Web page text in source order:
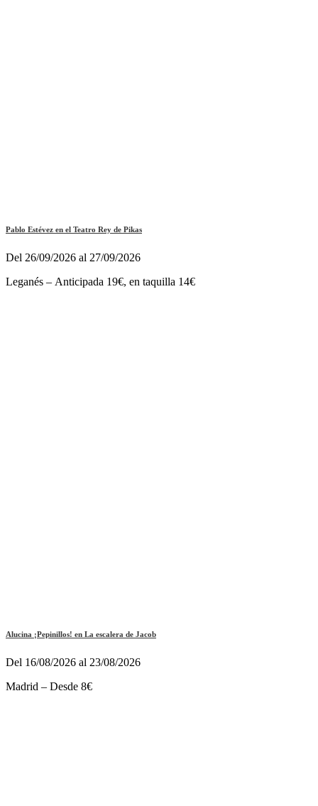
Pablo Estévez en el Teatro Rey de Pikas
Del 26/09/2026 al 27/09/2026
Leganés – Anticipada 19€, en taquilla 14€
Alucina ¡Pepinillos! en La escalera de Jacob
Del 16/08/2026 al 23/08/2026
Madrid – Desde 8€